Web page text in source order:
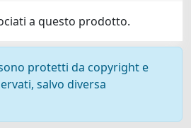
a questo prodotto.
protetti da copyright e
salvo diversa